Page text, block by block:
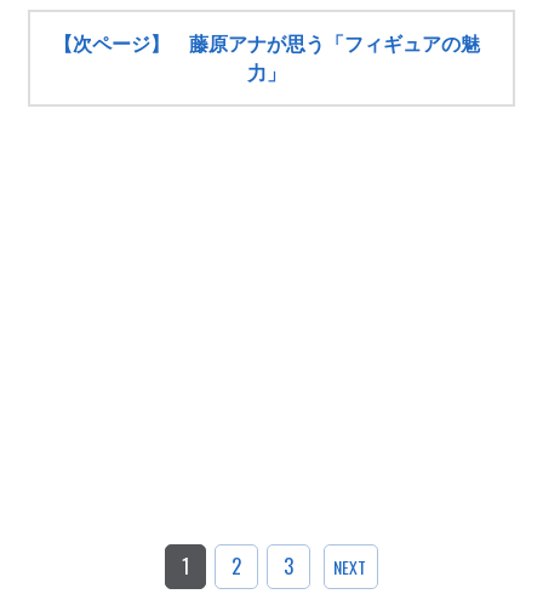
【次ページ】 藤原アナが思う「フィギュアの魅
力」
1 2 3 NEXT